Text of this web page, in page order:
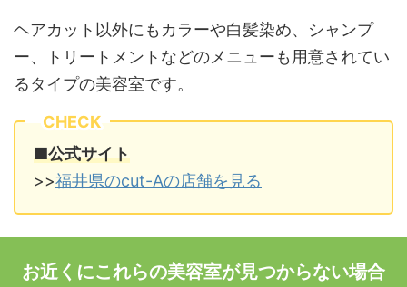
ヘアカット以外にもカラーや白髪染め、シャンプ
ー、トリートメントなどのメニューも用意されてい
るタイプの美容室です。
CHECK
■公式サイト
>>福井県のcut-Aの店舗を見る
お近くにこれらの美容室が見つからない場合